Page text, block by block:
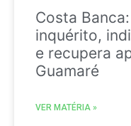
Costa
inquérito,
e recupera
Guamaré
VER MATÉRIA »